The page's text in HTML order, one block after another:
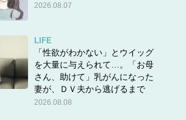
2026.08.07
LIFE
「性欲がわかない」とウイッグ
を大量に与えられて…。「お母
さん、助けて」乳がんになった
妻が、ＤＶ夫から逃げるまで
2026.08.08